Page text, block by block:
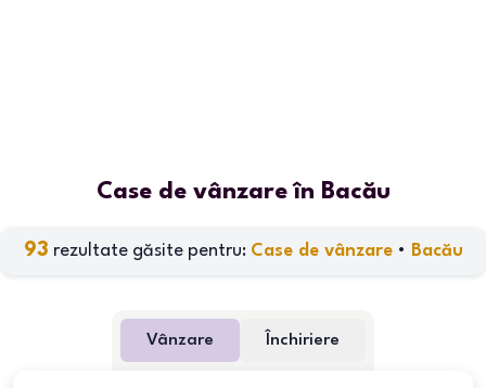
Case de vânzare în Bacău
93 rezultate găsite pentru: Case de vânzare • Bacău
Vânzare Închiriere